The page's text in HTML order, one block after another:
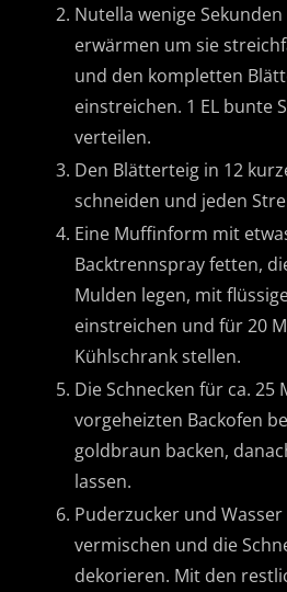
Nutella wenige
erwärmen um sie
und den kompletten
einstreichen. 1 EL bunte
verteilen.
Den Blätterteig in 12
schneiden und jeden
Eine Muffinform mit
Backtrennspray fetten,
Mulden legen, mit
einstreichen und für 20
Kühlschrank stellen.
Die Schnecken für ca. 25
vorgeheizten Backofen
goldbraun backen,
lassen.
Puderzucker und
vermischen und die
dekorieren. Mit den